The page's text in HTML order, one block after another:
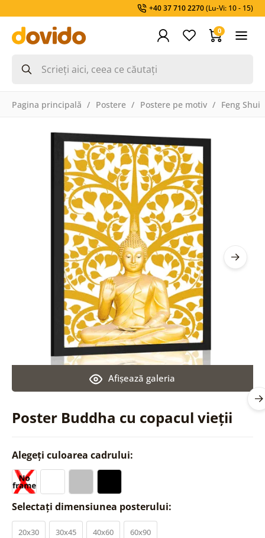
+40 37 710 2270(Lu-Vi: 10 - 15)
0
Pagina principală Postere Postere pe motiv Feng Shui
Poster Buddha cu copacul vieții
Afişează galeria
Alegeți culoarea cadrului:
Selectați dimensiunea posterului:
20x30 30x45 40x60 60x90